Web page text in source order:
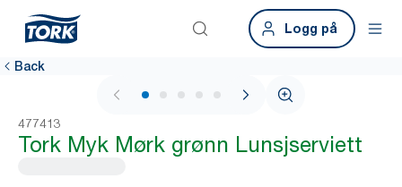
Logg på
Back
1 / 6
477413
Tork Myk Mørk grønn Lunsjserviett